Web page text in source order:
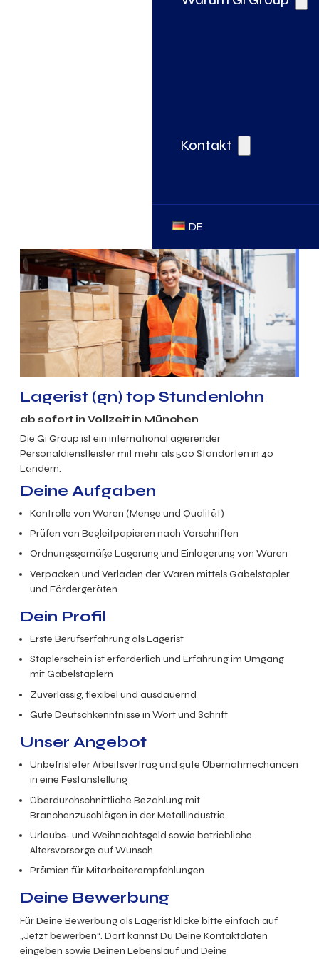
Kontakt
DE
Lagerist (gn) top Stundenlohn
ab sofort in Vollzeit in München
Die Gi Group ist ein international agierender
Personaldienstleister mit mehr als 500 Standorten in 40
Ländern.
Deine Aufgaben
Kontrolle von Waren (Menge und Qualität)
Prüfen von Begleitpapieren nach Vorschriften
Ordnungsgemäße Lagerung und Einlagerung von Waren
Verpacken und Verladen der Waren mittels Gabelstapler
undFördergeräten
Dein Profil
Erste Berufserfahrung als Lagerist
Staplerschein ist erforderlich und Erfahrung im Umgang
mit Gabelstaplern
Zuverlässig, flexibel und ausdauernd
Gute Deutschkenntnisse in Wort und Schrift
Unser Angebot
Unbefristeter Arbeitsvertrag und gute Übernahmechancen
in eine Festanstellung
Überdurchschnittliche Bezahlung mit
Branchenzuschlägen in der Metallindustrie
Urlaubs- und Weihnachtsgeld sowie betriebliche
Altersvorsorge auf Wunsch
Prämien für Mitarbeiterempfehlungen
Deine Bewerbung
Für Deine Bewerbung als Lagerist klicke bitte einfach auf
„Jetzt bewerben“. Dort kannst Du Deine Kontaktdaten
eingeben sowie Deinen Lebenslauf und Deine